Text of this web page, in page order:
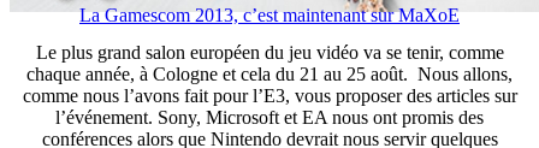
La Gamescom 2013, c’est maintenant sur MaXoE
Le plus grand salon européen du jeu vidéo va se tenir, comme
chaque année, à Cologne et cela du 21 au 25 août. Nous allons,
comme nous l’avons fait pour l’E3, vous proposer des articles sur
l’événement. Sony, Microsoft et EA nous ont promis des
conférences alors que Nintendo devrait nous servir quelques